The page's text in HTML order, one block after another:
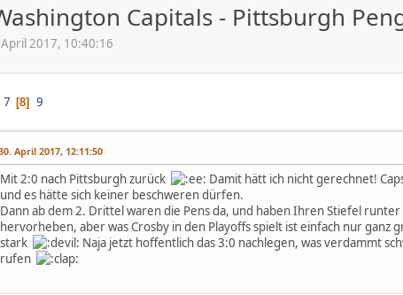
Capitals - Pittsburgh
2017, 10:40:16
7 8 9
April 2017, 12:11:50
Mit 2:0 nach Pittsburgh zurück
Damit hätt ich nicht gerechnet!
und es hätte sich keiner beschweren dürfen.
Dann ab dem 2. Drittel waren die Pens da, und haben Ihren Stiefel
hervorheben, aber was Crosby in den Playoffs spielt ist einfach nur
stark
Naja jetzt hoffentlich das 3:0 nachlegen, was verdammt
rufen